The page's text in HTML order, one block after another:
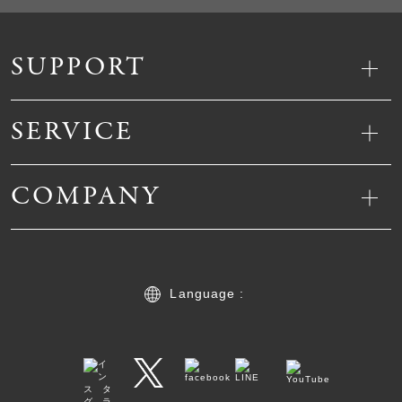
SUPPORT
SERVICE
COMPANY
Language :